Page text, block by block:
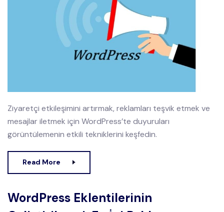
Ziyaretçi etkileşimini artırmak, reklamları teşvik etmek ve
mesajlar iletmek için WordPress’te duyuruları
görüntülemenin etkili tekniklerini keşfedin.
Read More
WordPress Eklentilerinin